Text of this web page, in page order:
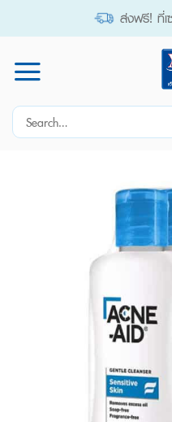
ส่งฟรี! ที่เ
Search